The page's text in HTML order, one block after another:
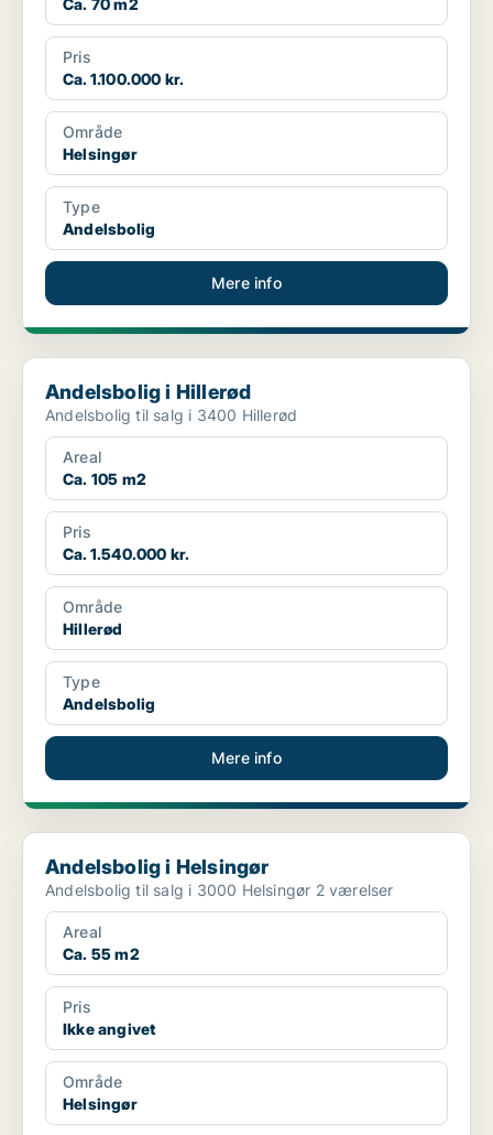
Ca. 70 m2
Pris
Ca. 1.100.000 kr.
Område
Helsingør
Type
Andelsbolig
Mere info
Andelsbolig i Hillerød
Andelsbolig i Hillerød
Andelsbolig til salg i 3400 Hillerød
Areal
Ca. 105 m2
Pris
Ca. 1.540.000 kr.
Område
Hillerød
Type
Andelsbolig
Mere info
Andelsbolig i Helsingør
Andelsbolig i Helsingør
Andelsbolig til salg i 3000 Helsingør 2 værelser
Areal
Ca. 55 m2
Pris
Ikke angivet
Område
Helsingør